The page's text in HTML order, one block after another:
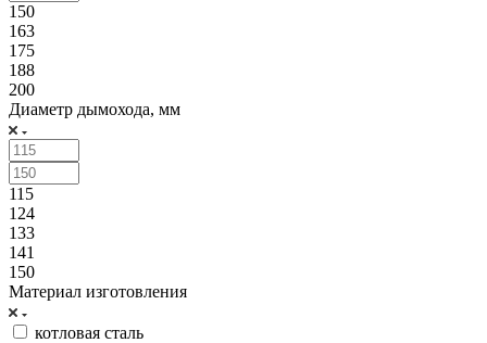
150
163
175
188
200
Диаметр дымохода, мм
115
124
133
141
150
Материал изготовления
котловая сталь